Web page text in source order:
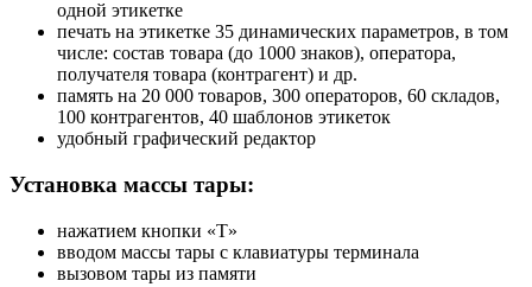
одной этикетке
печать на этикетке 35 динамических параметров, в том
числе: состав товара (до 1000 знаков), оператора,
получателя товара (контрагент) и др.
память на 20 000 товаров, 300 операторов, 60 складов,
100 контрагентов, 40 шаблонов этикеток
удобный графический редактор
Установка массы тары:
нажатием кнопки «T»
вводом массы тары с клавиатуры терминала
вызовом тары из памяти